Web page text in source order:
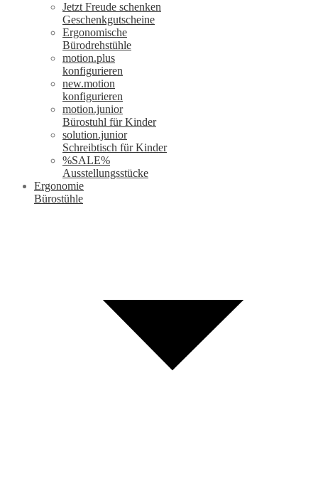
Jetzt Freude schenken
Geschenkgutscheine
Ergonomische
Bürodrehstühle
motion.plus
konfigurieren
new.motion
konfigurieren
motion.junior
Bürostuhl für Kinder
solution.junior
Schreibtisch für Kinder
%SALE%
Ausstellungsstücke
Ergonomie
Bürostühle